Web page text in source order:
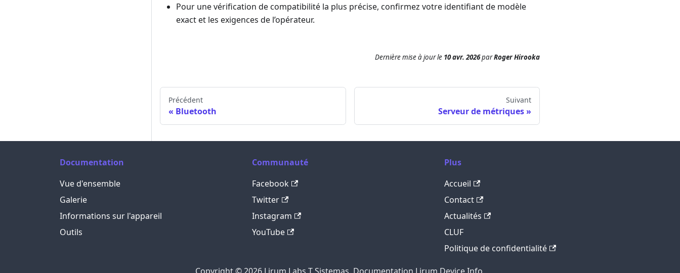
Pour une vérification de compatibilité la plus précise, confirmez votre identifiant de modèle
exact et les exigences de l’opérateur.
Dernière mise à jourle 10 avr. 2026parRoger Hirooka
Précédent
Bluetooth
Suivant
Serveur de métriques
Documentation
Vue d'ensemble
Galerie
Informations sur l'appareil
Outils
Communauté
Facebook
Twitter
Instagram
YouTube
Plus
Accueil
Contact
Actualités
CLUF
Politique de confidentialité